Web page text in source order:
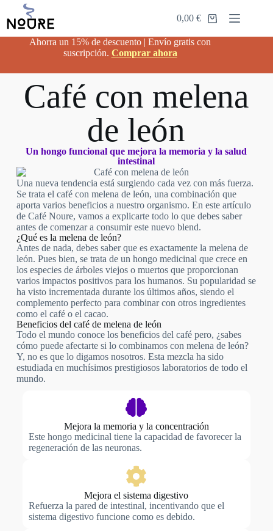
0,00€
Ahorra un 15% de descuento | Envío gratis con
suscripción. Comprar ahora
Café con melena
de león
Un hongo funcional que mejora la memoria y la salud
intestinal
Una nueva tendencia está surgiendo cada vez con más fuerza.
Se trata el café con melena de león, una combinación que
aporta varios beneficios a nuestro organismo. En este artículo
de Café Noure, vamos a explicarte todo lo que debes saber
antes de comenzar a consumir este nuevo blend.
¿Qué es la melena de león?
Antes de nada, debes saber que es exactamente la melena de
león. Pues bien, se trata de un hongo medicinal que crece en
los especies de árboles viejos o muertos que proporcionan
varios impactos positivos para los humanos. Su popularidad se
ha visto incrementada durante los últimos años, siendo el
complemento perfecto para combinar con otros ingredientes
como el café o el cacao.
Beneficios del café de melena de león
Todo el mundo conoce los beneficios del café pero, ¿sabes
cómo puede afectarte si lo combinamos con melena de león?
Y, no es que lo digamos nosotros. Esta mezcla ha sido
estudiada en muchísimos prestigiosos laboratorios de todo el
mundo.
Mejora la memoria y la concentración
Este hongo medicinal tiene la capacidad de favorecer la
regeneración de las neuronas.
Mejora el sistema digestivo
Refuerza la pared de intestinal, incentivando que el
sistema digestivo funcione como es debido.